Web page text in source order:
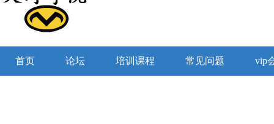
首页 论坛 培训课程 常见问题 vip